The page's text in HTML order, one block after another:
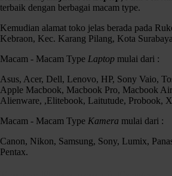
terbaik dengan berbagai macam type.
Kemudian alamat toko jelas berada pada
Kebraon, Kec. Karang Pilang, Kota
Macam - Macam Type Laptop mulai dari :
Asus, Acer, Dell, Lenovo, HP, Sony Vaio,
Apple Macbook, Macbook Pro, Macbook
Alienware, ,Elitebook, Laitutude, Probook,
Macam - Macam Type Kamera mulai dari :
Canon, Nikon, Samsung, Sony, Lumix,
Pentax.